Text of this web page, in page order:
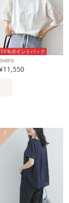
オでの詳細画像
の閲覧環境に
います。予め
場合がござい
い。
料無料）
10％ポイントバック
3